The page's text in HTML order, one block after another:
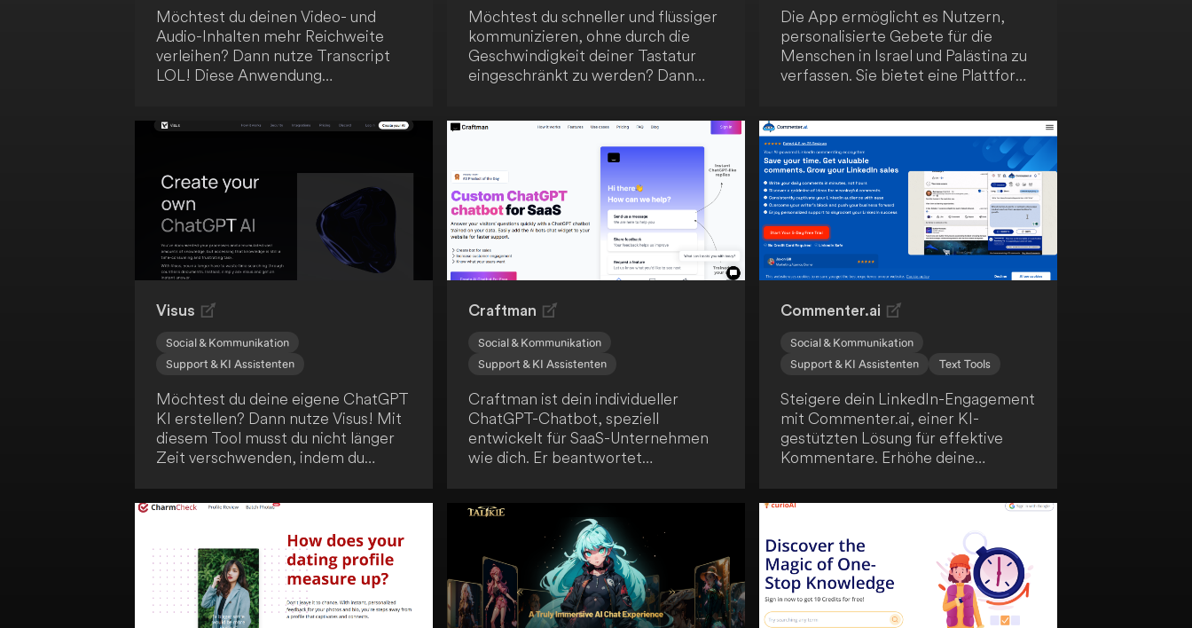
Möchtest du deinen Video- und
Audio-Inhalten mehr Reichweite
verleihen? Dann nutze Transcript
LOL! Diese Anwendung
Sprecher und erstellt
Themenerkennung. Sogar bei
Inhalten ohne Untertitel liefert
Transcript LOL eine höhere
Genauigkeit als YouTube. Chatte
einfach mit der KI-Anwendung über
den Inhalt und mache deine Medien
zugänglich.
Möchtest du schneller und flüssiger
kommunizieren, ohne durch die
Geschwindigkeit deiner Tastatur
eingeschränkt zu werden? Dann
Kommunikationsworkflow zu
Die App ermöglicht es Nutzern,
personalisierte Gebete für die
Menschen in Israel und Palästina zu
verfassen. Sie bietet eine Plattform,
Hoffnung und Frieden anzuregen.
Dies kann eine Form der
Unterstützung für diejenigen sein,
die vom Israel-Palästina-Konflikt
betroffen sind und nach Wegen
suchen, ihre Anteilnahme
auszudrücken.
Visus
Social & Kommunikation
Support & KI Assistenten
Möchtest du deine eigene ChatGPT
KI erstellen? Dann nutze Visus! Mit
diesem Tool musst du nicht länger
Zeit verschwenden, indem du
erhalten. Stelle einfach eine Frage
an Visus und erhalte sofort eine
Antwort.
Craftman
Social & Kommunikation
Support & KI Assistenten
Craftman ist dein individueller
ChatGPT-Chatbot, speziell
entwickelt für SaaS-Unternehmen
wie dich. Er beantwortet
seiner einfachen Bedienung führt
Craftman zu höheren
Verkaufszahlen und einem
verbesserten Kundenerlebnis.
Commenter.ai
Social & Kommunikation
Support & KI Assistenten
Text Tools
Steigere dein LinkedIn-Engagement
mit Commenter.ai, einer KI-
gestützten Lösung für effektive
Kommentare. Erhöhe deine
schneller durch optimierte
Interaktionen auf der Plattform.